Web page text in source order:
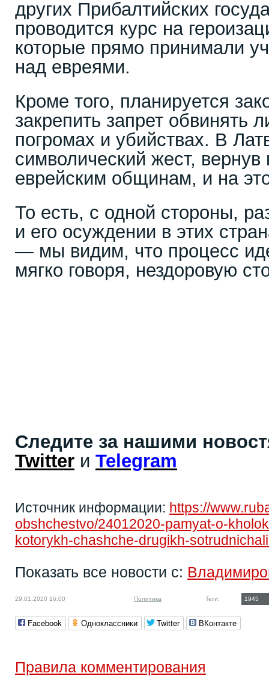
других Прибалтийских
проводится курс на
которые прямо принимали
над евреями.
Кроме того, планируется
закрепить запрет обвинять
погромах и убийствах. В
символический жест, вернув
еврейским общинам, и на
То есть, с одной стороны,
и его осуждении в этих
— мы видим, что процесс
мягко говоря, нездоровую
Следите за нашими
Twitter и Telegram
Источник информации: https://
obshchestvo/24012020-pamyat-o-
kotorykh-chashche-drugikh-
Показать все новости с:
29.01.2020 16:00 Политика Теги: 1945
Facebook Одноклассники Twitter ВКонтакте
Правила комментирования